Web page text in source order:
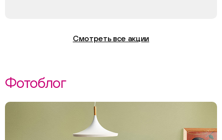
Смотреть все акции
Фотоблог